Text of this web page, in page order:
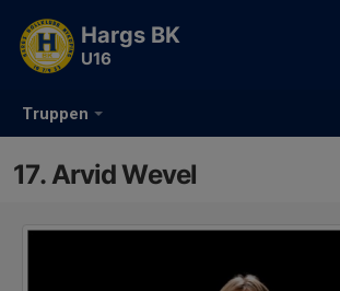
Truppen
Hargs BK
U16
17. Arvid Wevel